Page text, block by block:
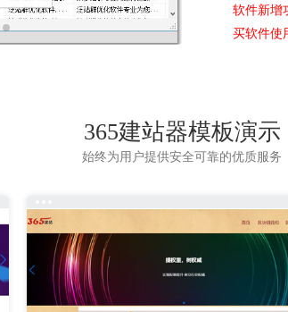
软件新增
买软件使
365建站器模板演示
始终为用户提供安全可靠的优质服务